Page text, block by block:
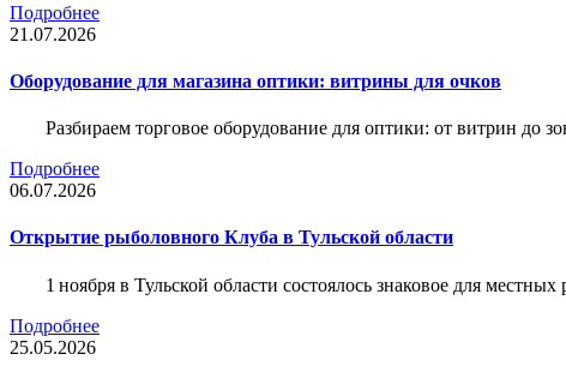
Подробнее
21.07.2026
Оборудование для магазина оптики: витрины для очков
Разбираем торговое оборудование для оптики: от витрин до
Подробнее
06.07.2026
Открытие рыболовного Клуба в Тульской области
1 ноября в Тульской области состоялось знаковое для
Подробнее
25.05.2026